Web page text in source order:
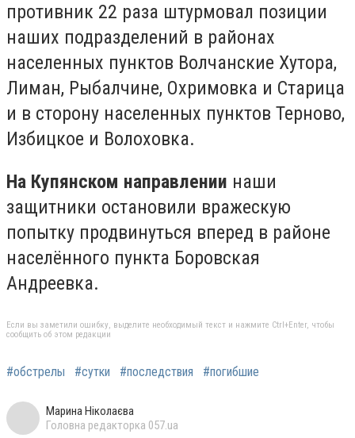
противник 22 раза штурмовал позиции
наших подразделений в районах
населенных пунктов Волчанские Хутора,
Лиман, Рыбалчине, Охримовка и Старица
и в сторону населенных пунктов Терново,
Избицкое и Волоховка.
На Купянском направлении наши
защитники остановили вражескую
попытку продвинуться вперед в районе
населённого пункта Боровская
Андреевка.
Если вы заметили ошибку, выделите необходимый текст и нажмите Ctrl+Enter, чтобы
сообщить об этом редакции
#обстрелы #сутки #последствия #погибшие
Марина Ніколаєва
Головна редакторка 057.ua